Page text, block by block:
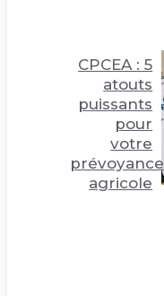
CPCEA : 5
atouts
puissants
pour
votre
prévoyance
agricole